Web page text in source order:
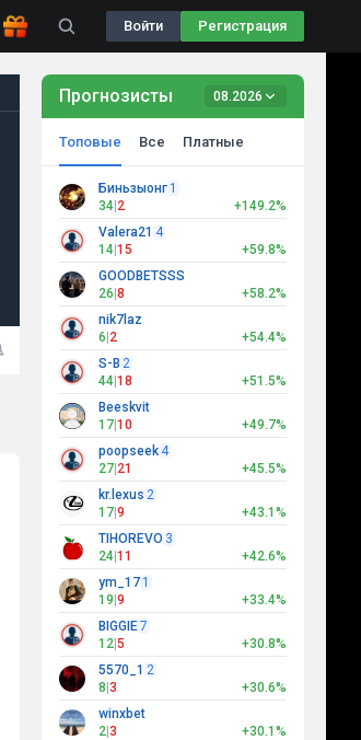
Войти Регистрация
Прогнозисты 08.2026
Топовые Все Платные
Биньзыонг 1
34 2
+149.2%
Valera21 4
14 15
+59.8%
GOODBETSSS
26 8
+58.2%
nik7laz
6 2
+54.4%
S-B 2
44 18
+51.5%
Beeskvit
17 10
+49.7%
poopseek 4
27 21
+45.5%
kr.lexus 2
17 9
+43.1%
TIHOREVO 3
24 11
+42.6%
ym_17 1
19 9
+33.4%
BIGGIE7
12 5
+30.8%
5570_1 2
8 3
+30.6%
winxbet
2 3
+30.1%